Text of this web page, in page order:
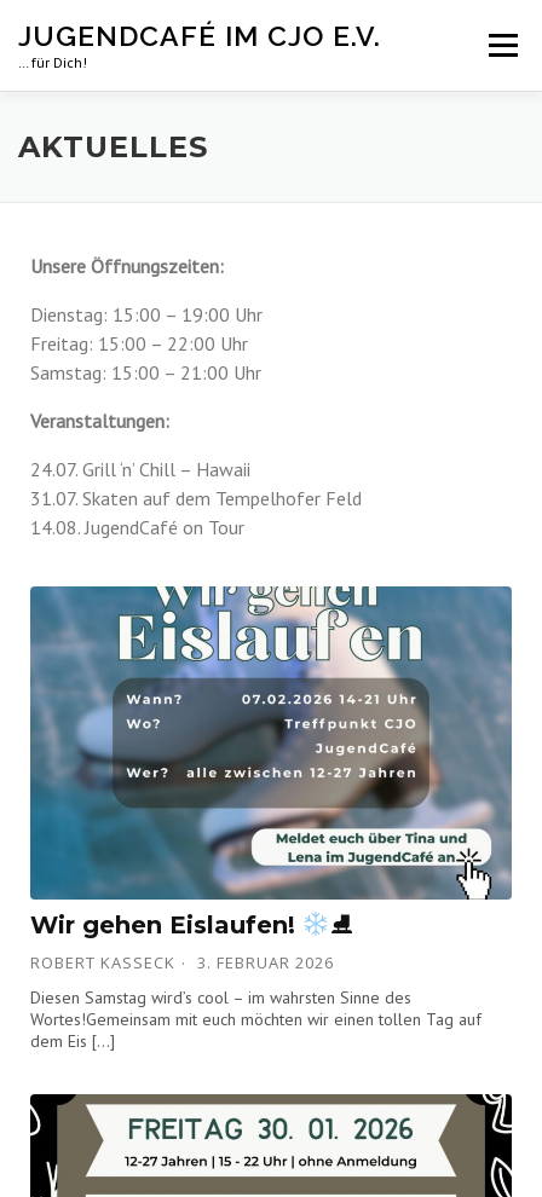
Inhalt
springen
JUGENDCAFÉ IM CJO E.V.
… für Dich!
Menü
GALERIE JUGENDCAFÉ IN 2026
AKTUELLES
Unsere Öffnungszeiten:
Dienstag: 15:00 – 19:00 Uhr
Freitag: 15:00 – 22:00 Uhr
Samstag: 15:00 – 21:00 Uhr
Veranstaltungen:
24.07. Grill ‘n’ Chill – Hawaii
31.07. Skaten auf dem Tempelhofer Feld
14.08. JugendCafé on Tour
Wir gehen Eislaufen! ⛸
ROBERT KASSECK
3. FEBRUAR 2026
Diesen Samstag wird’s cool – im wahrsten Sinne des
Wortes!Gemeinsam mit euch möchten wir einen tollen Tag auf
dem Eis […]